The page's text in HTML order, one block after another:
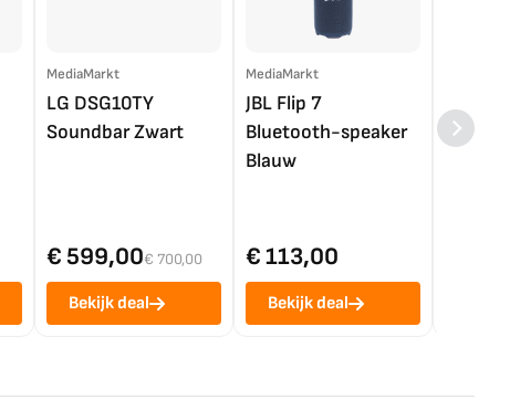
MediaMarkt
LG DSG10TY
Soundbar Zwart
€ 599,00€ 700,00
Bekijk deal
MediaMarkt
JBL Flip 7
Bluetooth-speaker
Blauw
€ 113,00
Bekijk deal
LG
4K TV